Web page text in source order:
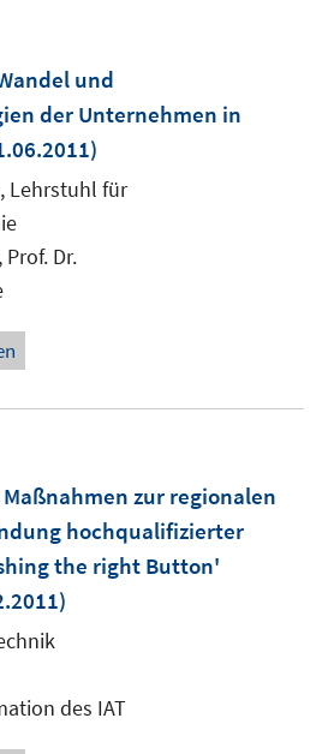
und
der Unternehmen in
Lehrstuhl für
Dr.
zur regionalen
hochqualifizierter
the right Button'
des IAT